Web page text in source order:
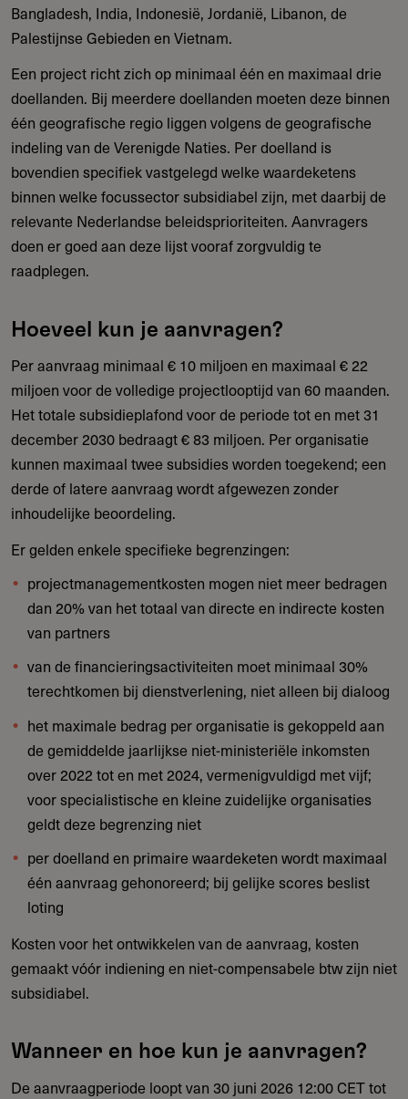
Bangladesh, India, Indonesië, Jordanië, Libanon, de
Palestijnse Gebieden en Vietnam.
Een project richt zich op minimaal één en maximaal drie
doellanden. Bij meerdere doellanden moeten deze binnen
één geografische regio liggen volgens de geografische
indeling van de Verenigde Naties. Per doelland is
bovendien specifiek vastgelegd welke waardeketens
binnen welke focussector subsidiabel zijn, met daarbij de
relevante Nederlandse beleidsprioriteiten. Aanvragers
doen er goed aan deze lijst vooraf zorgvuldig te
raadplegen.
Hoeveel kun je aanvragen?
Per aanvraag minimaal € 10 miljoen en maximaal € 22
miljoen voor de volledige projectlooptijd van 60 maanden.
Het totale subsidieplafond voor de periode tot en met 31
december 2030 bedraagt € 83 miljoen. Per organisatie
kunnen maximaal twee subsidies worden toegekend; een
derde of latere aanvraag wordt afgewezen zonder
inhoudelijke beoordeling.
Er gelden enkele specifieke begrenzingen:
projectmanagementkosten mogen niet meer bedragen
dan 20% van het totaal van directe en indirecte kosten
van partners
van de financieringsactiviteiten moet minimaal 30%
terechtkomen bij dienstverlening, niet alleen bij dialoog
het maximale bedrag per organisatie is gekoppeld aan
de gemiddelde jaarlijkse niet-ministeriële inkomsten
over 2022 tot en met 2024, vermenigvuldigd met vijf;
voor specialistische en kleine zuidelijke organisaties
geldt deze begrenzing niet
per doelland en primaire waardeketen wordt maximaal
één aanvraag gehonoreerd; bij gelijke scores beslist
loting
Kosten voor het ontwikkelen van de aanvraag, kosten
gemaakt vóór indiening en niet-compensabele btw zijn niet
subsidiabel.
Wanneer en hoe kun je aanvragen?
De aanvraagperiode loopt van 30 juni 2026 12:00 CET tot